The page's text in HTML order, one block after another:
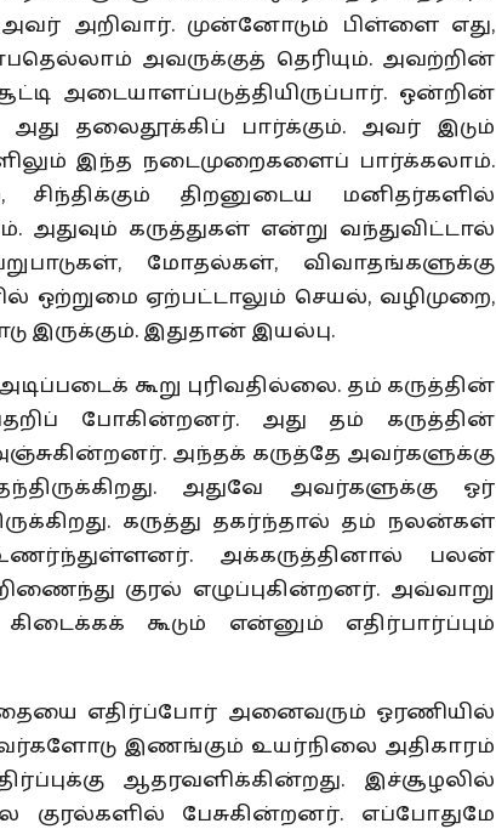
அறிவார். முன்னோடும் பிள்ளை எது,
அவருக்குத் தெரியும். அவற்றின்
அடையாளப்படுத்தியிருப்பார். ஒன்றின்
தலைதூக்கிப் பார்க்கும். அவர் இடும்
இந்த நடைமுறைகளைப் பார்க்கலாம்.
திறனுடைய மனிதர்களில்
கருத்துகள் என்று வந்துவிட்டால்
மோதல்கள், விவாதங்களுக்கு
ஒற்றுமை ஏற்பட்டாலும் செயல், வழிமுறை,
இருக்கும். இதுதான் இயல்பு.
கூறு புரிவதில்லை. தம் கருத்தின்
போகின்றனர். அது தம் கருத்தின்
அந்தக் கருத்தே அவர்களுக்கு
அதுவே அவர்களுக்கு ஓர்
கருத்து தகர்ந்தால் தம் நலன்கள்
அக்கருத்தினால் பலன்
குரல் எழுப்புகின்றனர். அவ்வாறு
கூடும் என்னும் எதிர்பார்ப்பும்
எதிர்ப்போர் அனைவரும் ஓரணியில்
இணங்கும் உயர்நிலை அதிகாரம்
ஆதரவளிக்கின்றது. இச்சூழலில்
குரல்களில் பேசுகின்றனர். எப்போதுமே